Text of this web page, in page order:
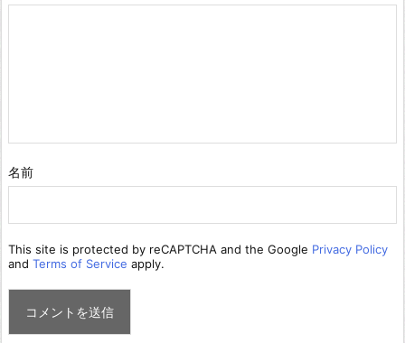
名前
This site is protected by reCAPTCHA and the Google Privacy Policy
and Terms of Service apply.